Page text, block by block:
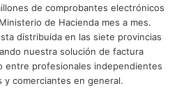
de comprobantes electrónicos
de Hacienda mes a mes.
distribuida en las siete provincias
nuestra solución de factura
entre profesionales independientes
y comerciantes en general.